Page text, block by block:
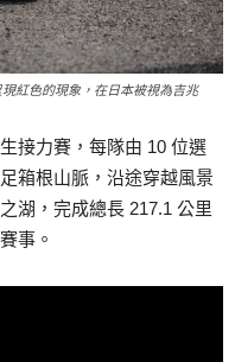
紅色的現象，在日本被視為吉兆
接力賽，每隊由 10 位選
箱根山脈，沿途穿越風景
湖，完成總長 217.1 公里
事。